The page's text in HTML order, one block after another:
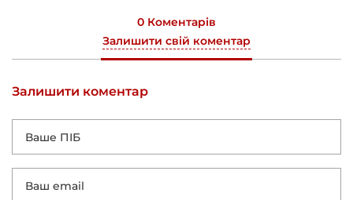
0 Коментарів
Залишити свій коментар
Залишити коментар